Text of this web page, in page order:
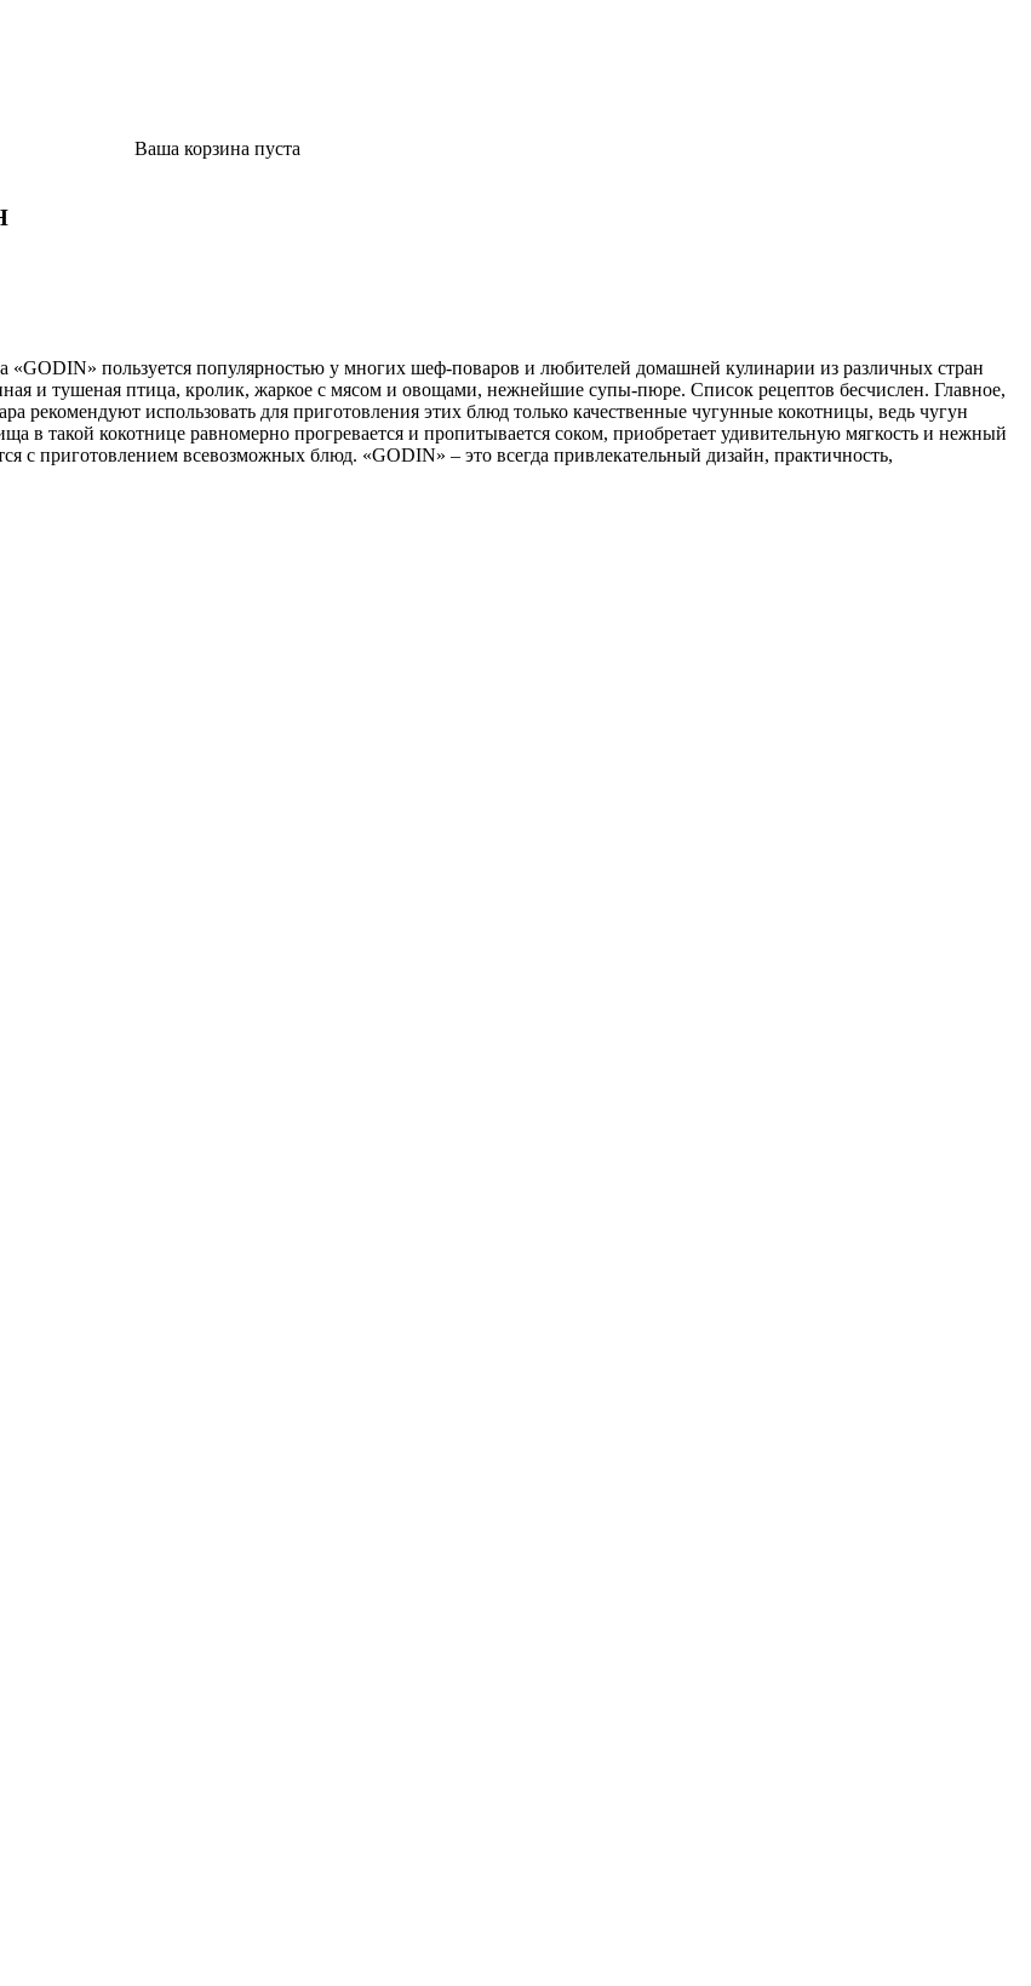
Ваша корзина пуста
пользуется популярностью у многих шеф-поваров и любителей домашней кулинарии из различных стран
и тушеная птица, кролик, жаркое с мясом и овощами, нежнейшие супы-пюре. Список рецептов бесчислен. Главное,
рекомендуют использовать для приготовления этих блюд только качественные чугунные кокотницы, ведь чугун
в такой кокотнице равномерно прогревается и пропитывается соком, приобретает удивительную мягкость и нежный
с приготовлением всевозможных блюд. «GODIN» – это всегда привлекательный дизайн, практичность,